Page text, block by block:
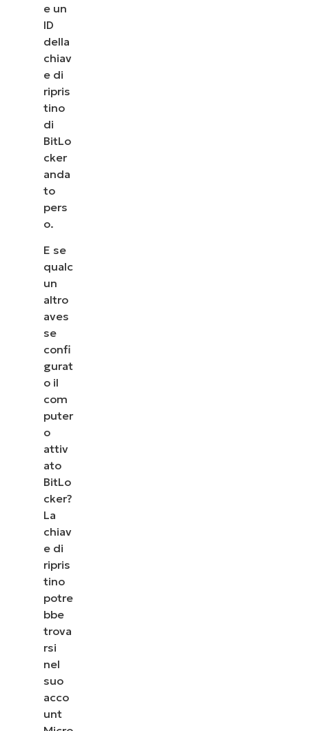
e un
ID
della
chiav
e di
ripris
tino
di
BitLo
cker
anda
to
pers
o.
E se
qualc
un
altro
aves
se
confi
gurat
o il
com
puter
o
attiv
ato
BitLo
cker?
La
chiav
e di
ripris
tino
potre
bbe
trova
rsi
nel
suo
acco
unt